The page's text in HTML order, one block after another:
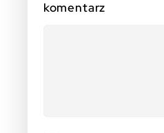
komentarz